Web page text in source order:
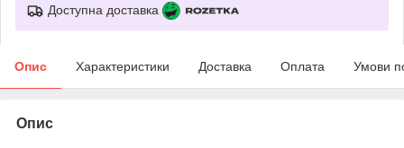
Доступна доставка
Опис Характеристики Доставка Оплата Умови
Опис